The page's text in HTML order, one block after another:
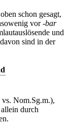
schon gesagt,
vor-bar
und
sind in der
Nom.Sg.m.),
durch